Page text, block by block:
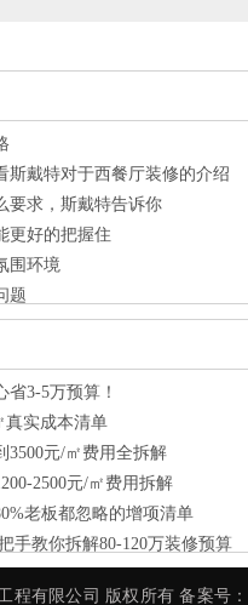
斯戴特对于西餐厅装修的介绍
要求，斯戴特告诉你
更好的把握住
围环境
题
3-5万预算！
真实成本清单
3500元/㎡费用全拆解
2500元/㎡费用拆解
老板都忽略的增项清单
手教你拆解80-120万装修预算
程有限公司 版权所有 备案号：